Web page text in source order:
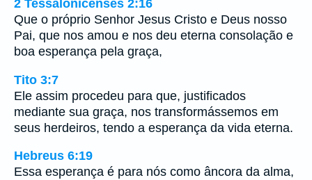
2 Tessalonicenses 2:16
Que o próprio Senhor Jesus Cristo e Deus nosso
Pai, que nos amou e nos deu eterna consolação e
boa esperança pela graça,
Tito 3:7
Ele assim procedeu para que, justificados
mediante sua graça, nos transformássemos em
seus herdeiros, tendo a esperança da vida eterna.
Hebreus 6:19
Essa esperança é para nós como âncora da alma,